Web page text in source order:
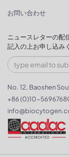
お問い合わせ
ニュースレターの配
記入の上お申し込み
No. 12, Baoshen
+86 (0)10-